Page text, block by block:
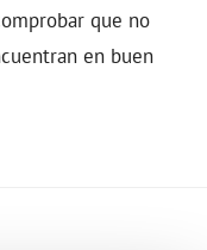
que no
en buen